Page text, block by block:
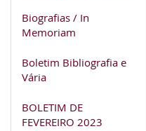
Biografias / In
Memoriam
Boletim Bibliografia e
Vária
BOLETIM DE
FEVEREIRO 2023